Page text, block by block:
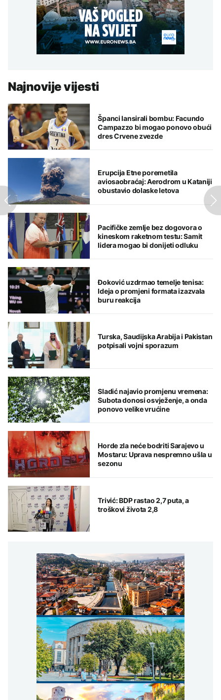
Najnovije vijesti
Španci lansirali bombu: Facundo
Campazzo bi mogao ponovo obući
dres Crvene zvezde
Erupcija Etne poremetila
aviosaobraćaj: Aerodrom u Kataniji
obustavio dolaske letova
Pacifičke zemlje bez dogovora o
kineskom raketnom testu: Samit
lidera mogao bi donijeti odluku
Đoković uzdrmao temelje tenisa:
Ideja o promjeni formata izazvala
buru reakcija
Turska, Saudijska Arabija i Pakistan
potpisali vojni sporazum
Sladić najavio promjenu vremena:
Subota donosi osvježenje, a onda
ponovo velike vrućine
Horde zla neće bodriti Sarajevo u
Mostaru: Uprava nespremno ušla u
sezonu
Trivić: BDP rastao 2,7 puta, a
troškovi života 2,8